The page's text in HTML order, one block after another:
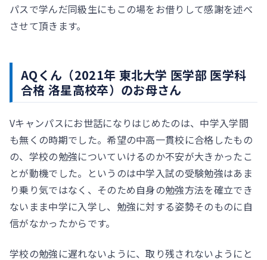
パスで学んだ同級生にもこの場をお借りして感謝を述べ
させて頂きます。
AQくん（2021年 東北大学 医学部 医学科
合格 洛星高校卒）のお母さん
Vキャンパスにお世話になりはじめたのは、中学入学間
も無くの時期でした。希望の中高一貫校に合格したもの
の、学校の勉強についていけるのか不安が大きかったこ
とが動機でした。というのは中学入試の受験勉強はあま
り乗り気ではなく、そのため自身の勉強方法を確立でき
ないまま中学に入学し、勉強に対する姿勢そのものに自
信がなかったからです。
学校の勉強に遅れないように、取り残されないようにと